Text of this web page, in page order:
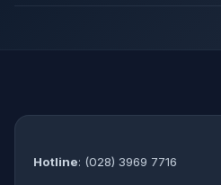
Hotline: (028) 3969 7716